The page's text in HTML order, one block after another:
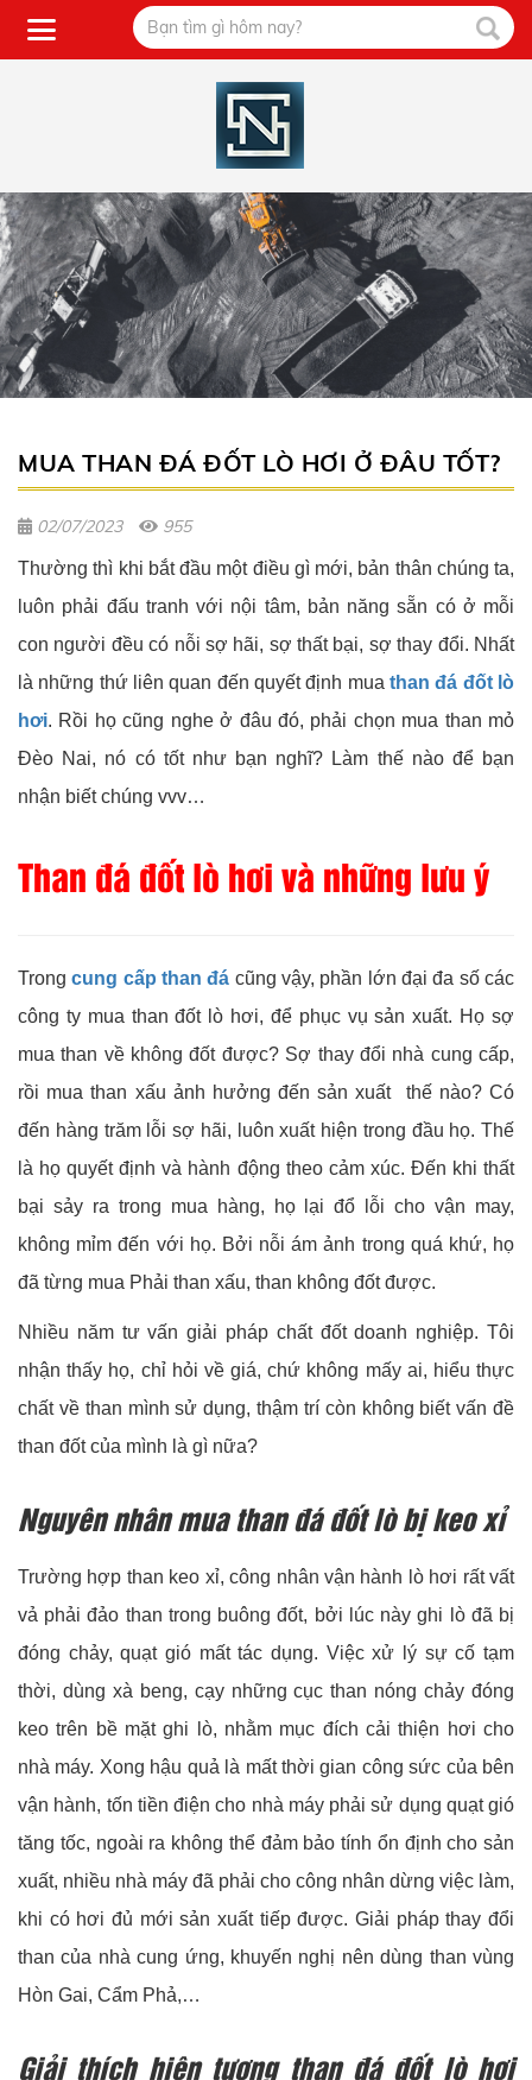
MUA THAN ĐÁ ĐỐT LÒ HƠI Ở ĐÂU TỐT?
02/07/2023 955
Thường thì khi bắt đầu một điều gì mới, bản thân chúng ta,
luôn phải đấu tranh với nội tâm, bản năng sẵn có ở mỗi
con người đều có nỗi sợ hãi, sợ thất bại, sợ thay đổi. Nhất
là những thứ liên quan đến quyết định mua than đá đốt lò
hơi. Rồi họ cũng nghe ở đâu đó, phải chọn mua than mỏ
Đèo Nai, nó có tốt như bạn nghĩ? Làm thế nào để bạn
nhận biết chúng vvv…
Than đá đốt lò hơi và những lưu ý
Trongcung cấp than đá cũng vậy, phần lớn đại đa số các
công ty mua than đốt lò hơi, để phục vụ sản xuất. Họ sợ
mua than về không đốt được? Sợ thay đổi nhà cung cấp,
rồi mua than xấu ảnh hưởng đến sản xuất thế nào? Có
đến hàng trăm lỗi sợ hãi, luôn xuất hiện trong đầu họ. Thế
là họ quyết định và hành động theo cảm xúc. Đến khi thất
bại sảy ra trong mua hàng, họ lại đổ lỗi cho vận may,
không mỉm đến với họ. Bởi nỗi ám ảnh trong quá khứ, họ
đã từng mua Phải than xấu, than không đốt được.
Nhiều năm tư vấn giải pháp chất đốt doanh nghiệp. Tôi
nhận thấy họ, chỉ hỏi về giá, chứ không mấy ai, hiểu thực
chất về than mình sử dụng, thậm trí còn không biết vấn đề
than đốt của mình là gì nữa?
Nguyên nhân mua than đá đốt lò bị keo xỉ
Trường hợp than keo xỉ, công nhân vận hành lò hơi rất vất
vả phải đảo than trong buông đốt, bởi lúc này ghi lò đã bị
đóng chảy, quạt gió mất tác dụng. Việc xử lý sự cố tạm
thời, dùng xà beng, cạy những cục than nóng chảy đóng
keo trên bề mặt ghi lò, nhằm mục đích cải thiện hơi cho
nhà máy. Xong hậu quả là mất thời gian công sức của bên
vận hành, tốn tiền điện cho nhà máy phải sử dụng quạt gió
tăng tốc, ngoài ra không thể đảm bảo tính ổn định cho sản
xuất, nhiều nhà máy đã phải cho công nhân dừng việc làm,
khi có hơi đủ mới sản xuất tiếp được. Giải pháp thay đổi
than của nhà cung ứng, khuyến nghị nên dùng than vùng
Hòn Gai, Cẩm Phả,…
Giải thích hiện tượng than đá đốt lò hơi